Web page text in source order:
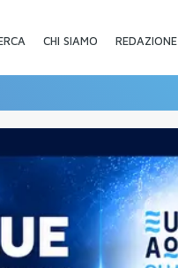
CHI SIAMO REDAZIONE